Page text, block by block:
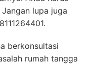
lupa juga
berkonsultasi
rumah tangga